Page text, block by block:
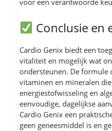
Conclusie en
Cardio Genix biedt een
vitaliteit en mogelijk wat
ondersteunen. De
vitaminen en mineralen
energiestofwisseling en
eenvoudige, dagelijkse
Cardio Genix een
geen geneesmiddel is en